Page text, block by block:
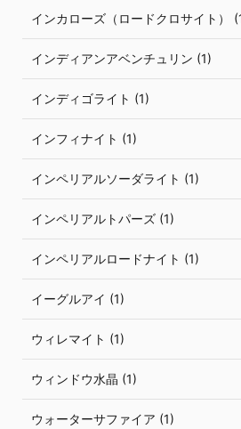
インカローズ（ロードクロサイト）
インディアンアベンチュリン (1)
インディゴライト (1)
インフィナイト (1)
インペリアルソーダライト (1)
インペリアルトパーズ (1)
インペリアルロードナイト (1)
イーグルアイ (1)
ウィレマイト (1)
ウィンドウ水晶 (1)
ウォーターサファイア (1)